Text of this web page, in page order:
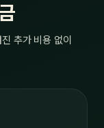
추가 비용 없이